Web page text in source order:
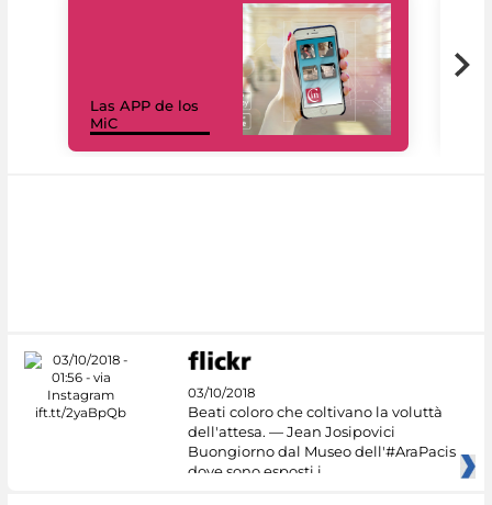
Las APP de los
MiC
03/10/2018
Beati coloro che coltivano la voluttà
dell'attesa. — Jean Josipovici
Buongiorno dal Museo dell'#AraPacis
dove sono esposti i